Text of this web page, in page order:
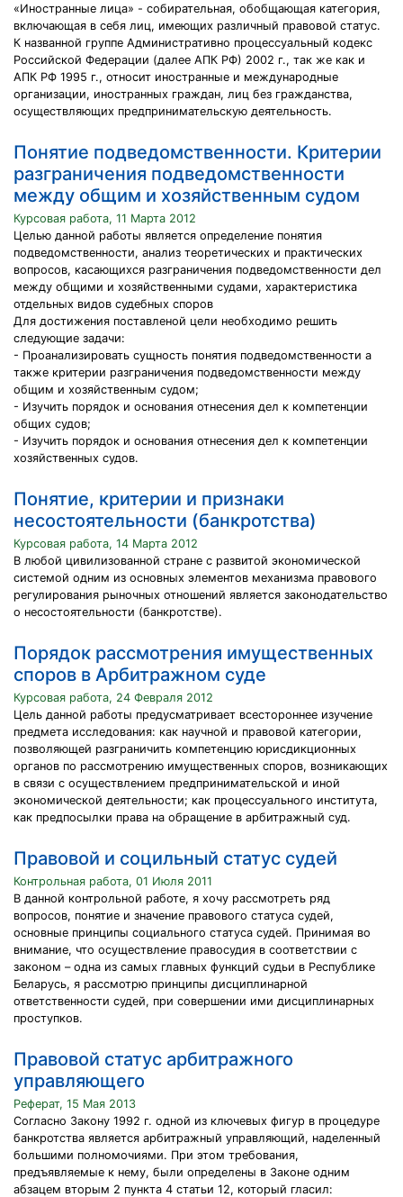
«Иностранные лица» - собирательная, обобщающая категория,
включающая в себя лиц, имеющих различный правовой статус.
К названной группе Административно процессуальный кодекс
Российской Федерации (далее АПК РФ) 2002 г., так же как и
АПК РФ 1995 г., относит иностранные и международные
организации, иностранных граждан, лиц без гражданства,
осуществляющих предпринимательскую деятельность.
Понятие подведомственности. Критерии
разграничения подведомственности
между общим и хозяйственным судом
Курсовая работа, 11 Марта 2012
Целью данной работы является определение понятия
подведомственности, анализ теоретических и практических
вопросов, касающихся разграничения подведомственности дел
между общими и хозяйственными судами, характеристика
отдельных видов судебных споров
Для достижения поставленой цели необходимо решить
следующие задачи:
- Проанализировать сущность понятия подведомственности а
также критерии разграничения подведомственности между
общим и хозяйственным судом;
- Изучить порядок и основания отнесения дел к компетенции
общих судов;
- Изучить порядок и основания отнесения дел к компетенции
хозяйственных судов.
Понятие, критерии и признаки
несостоятельности (банкротства)
Курсовая работа, 14 Марта 2012
В любой цивилизованной стране с развитой экономической
системой одним из основных элементов механизма правового
регулирования рыночных отношений является законодательство
о несостоятельности (банкротстве).
Порядок рассмотрения имущественных
споров в Арбитражном суде
Курсовая работа, 24 Февраля 2012
Цель данной работы предусматривает всестороннее изучение
предмета исследования: как научной и правовой категории,
позволяющей разграничить компетенцию юрисдикционных
органов по рассмотрению имущественных споров, возникающих
в связи с осуществлением предпринимательской и иной
экономической деятельности; как процессуального института,
как предпосылки права на обращение в арбитражный суд.
Правовой и социльный статус судей
Контрольная работа, 01 Июля 2011
В данной контрольной работе, я хочу рассмотреть ряд
вопросов, понятие и значение правового статуса судей,
основные принципы социального статуса судей. Принимая во
внимание, что осуществление правосудия в соответствии с
законом – одна из самых главных функций судьи в Республике
Беларусь, я рассмотрю принципы дисциплинарной
ответственности судей, при совершении ими дисциплинарных
проступков.
Правовой статус арбитражного
управляющего
Реферат, 15 Мая 2013
Согласно Закону 1992 г. одной из ключевых фигур в процедуре
банкротства является арбитражный управляющий, наделенный
большими полномочиями. При этом требования,
предъявляемые к нему, были определены в Законе одним
абзацем вторым 2 пункта 4 статьи 12, который гласил: